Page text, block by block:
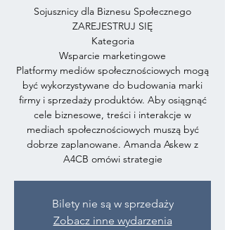
Sojusznicy dla Biznesu Społecznego
ZAREJESTRUJ SIĘ
Kategoria
Wsparcie marketingowe
Platformy mediów społecznościowych mogą
być wykorzystywane do budowania marki
firmy i sprzedaży produktów. Aby osiągnąć
cele biznesowe, treści i interakcje w
mediach społecznościowych muszą być
dobrze zaplanowane. Amanda Askew z
A4CB omówi strategie
Bilety nie są w sprzedaży
Zobacz inne wydarzenia